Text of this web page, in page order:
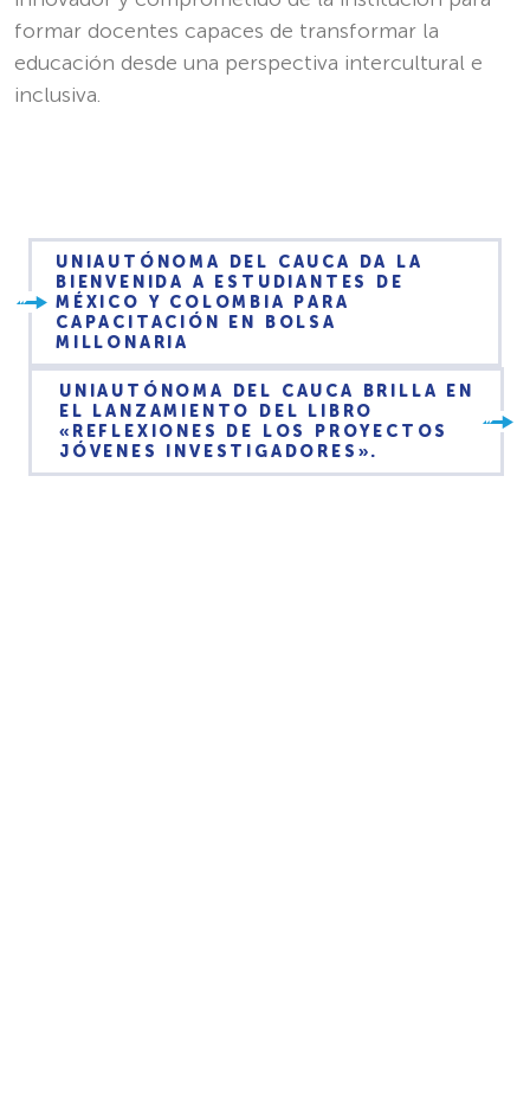
formar docentes capaces de transformar la
educación desde una perspectiva intercultural e
inclusiva.
UNIAUTÓNOMA DEL CAUCA DA LA
BIENVENIDA A ESTUDIANTES DE
MÉXICO Y COLOMBIA PARA
CAPACITACIÓN EN BOLSA
MILLONARIA
UNIAUTÓNOMA DEL CAUCA BRILLA EN
EL LANZAMIENTO DEL LIBRO
«REFLEXIONES DE LOS PROYECTOS
JÓVENES INVESTIGADORES».